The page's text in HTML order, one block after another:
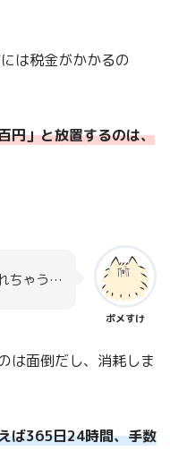
は税金がかかるの
円」と放置するのは、
ポメすけ
ちゃう…
は面倒だし、消耗しま
ば365日24時間、手数